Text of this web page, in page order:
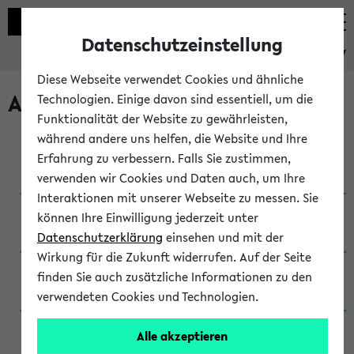
eKVV
Archivierte Studiengänge
Anglistik: British and American Studies / B.A.
(Einschreibung bis WiSe 16/17)
Anglistik: British and American Studies / B.A.
(Einschreibung bis SoSe 2015)
Anglistik: British and American Studies / B.A.
(Einschreibung bis SoSe 2013)
Anglistik: British and American Studies / Ba
(Einschreibung bis SoSe 2011)
Datenschutzeinstellung
Diese Webseite verwendet Cookies und ähnliche
Technologien. Einige davon sind essentiell, um die
Funktionalität der Website zu gewährleisten,
während andere uns helfen, die Website und Ihre
Erfahrung zu verbessern. Falls Sie zustimmen,
verwenden wir Cookies und Daten auch, um Ihre
Interaktionen mit unserer Webseite zu messen. Sie
können Ihre Einwilligung jederzeit unter
Datenschutzerklärung einsehen und mit der
Wirkung für die Zukunft widerrufen. Auf der Seite
finden Sie auch zusätzliche Informationen zu den
verwendeten Cookies und Technologien.
Alle akzeptieren